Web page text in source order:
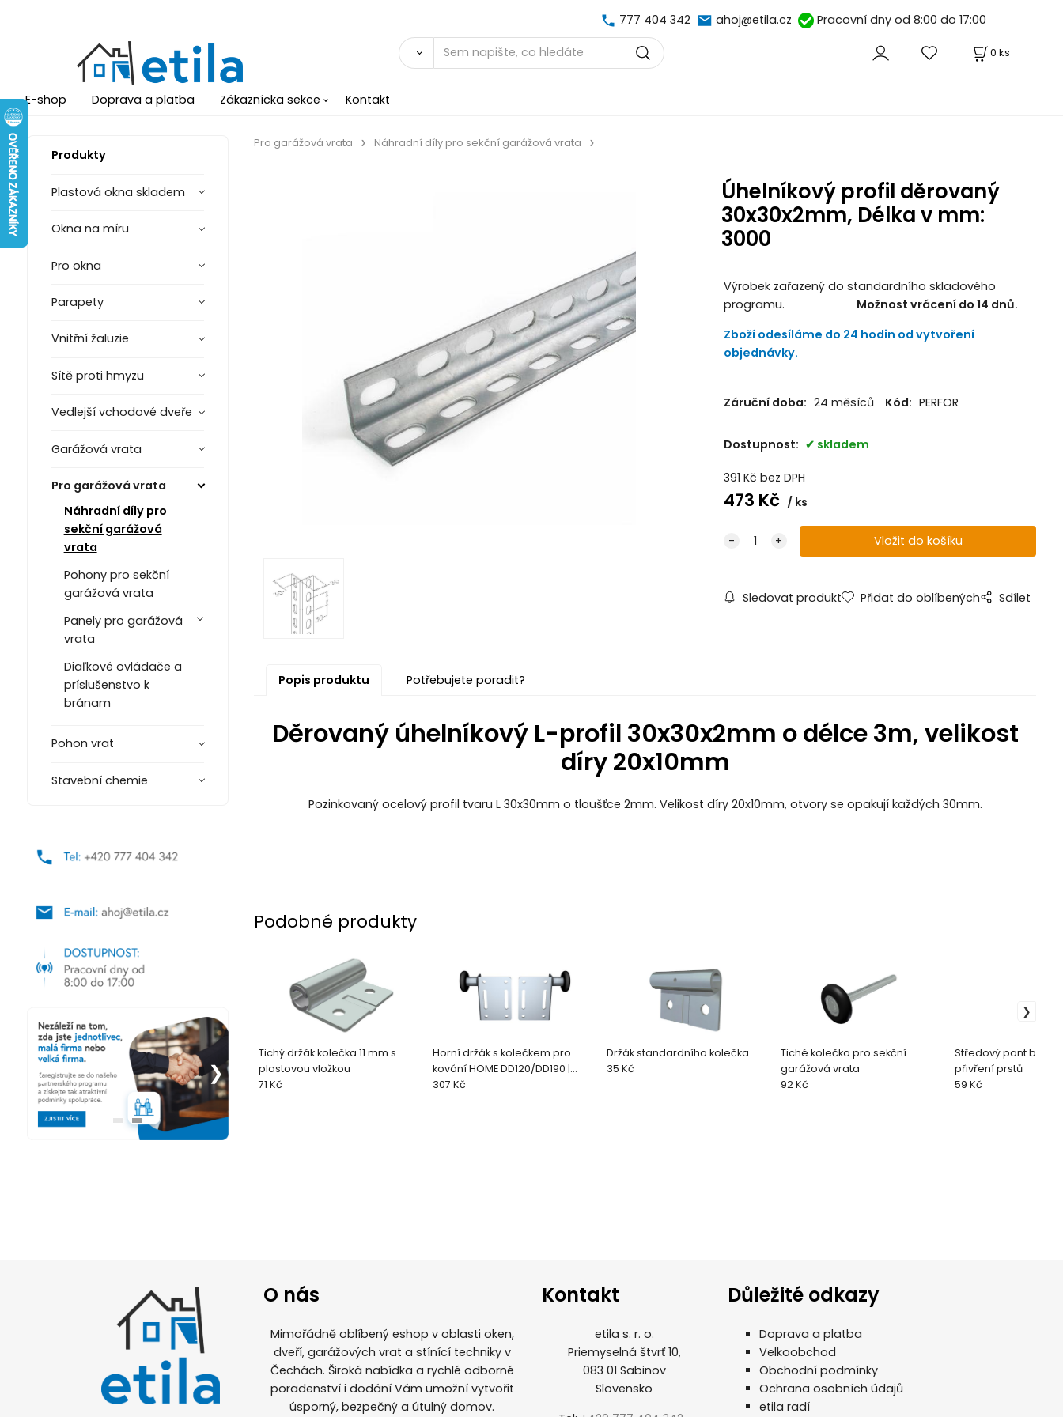
777 404 342 ahoj@etila.cz Pracovní dny od 8:00 do 17:00
0 ks
E-shop Doprava a platba Zákaznícka sekce Kontakt
Produkty
Plastová okna skladem
Okna na míru
Pro okna
Parapety
Vnitřní žaluzie
Sítě proti hmyzu
Vedlejší vchodové dveře
Garážová vrata
Pro garážová vrata
Náhradní díly pro
sekční garážová
vrata
Pohony pro sekční
garážová vrata
Panely pro garážová
vrata
Diaľkové ovládače a
príslušenstvo k
bránam
Pohon vrat
Stavební chemie
Pro garážová vrata Náhradní díly pro sekční garážová vrata
Úhelníkový profil děrovaný
30x30x2mm, Délka v mm:
3000
Výrobek zařazený do standardního skladového
programu.
Možnost vrácení do 14 dnů.
Zboží odesíláme do 24 hodin od vytvoření
objednávky.
Záruční doba: 24 měsíců Kód: PERFOR
Dostupnost: skladem
391 Kč bez DPH
473 Kč ks
Sledovat produkt Přidat do oblíbených Sdílet
Popis produktu Potřebujete poradit?
Děrovaný úhelníkový L-profil 30x30x2mm o délce 3m, velikost
díry 20x10mm
Pozinkovaný ocelový profil tvaru L 30x30mm o tloušťce 2mm. Velikost díry 20x10mm, otvory se opakují každých 30mm.
Podobné produkty
Tichý držák kolečka 11 mm s
plastovou vložkou
71 Kč
Horní držák s kolečkem pro
kování HOME DD120/DD190 |
výška nadpraží až do 230mm
307 Kč
Držák standardního kolečka
35 Kč
Tiché kolečko pro sekční
garážová vrata
92 Kč
Středový pant bez
přivření prstů
59 Kč
O nás
Mimořádně oblíbený eshop v oblasti oken,
dveří, garážových vrat a stínící techniky v
Čechách. Široká nabídka a rychlé odborné
poradenství i dodání Vám umožní vytvořit
úsporný, bezpečný a útulný domov.
Kontakt
etila s. r. o.
Priemyselná štvrť 10,
083 01 Sabinov
Slovensko
Důležité odkazy
Doprava a platba
Velkoobchod
Obchodní podmínky
Ochrana osobních údajů
etila radí